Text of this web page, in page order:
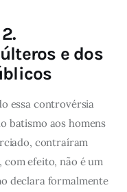
e dos
essa controvérsia
batismo aos homens
contraíram
com efeito, não é um
declara formalmente